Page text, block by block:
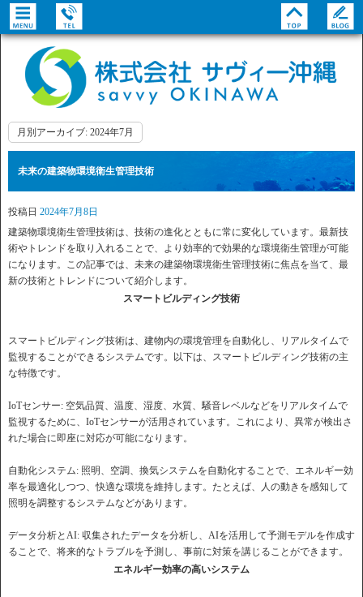
月別アーカイブ: 2024年7月
未来の建築物環境衛生管理技術
投稿日 2024年7月8日
建築物環境衛生管理技術は、技術の進化とともに常に変化しています。最新技
術やトレンドを取り入れることで、より効率的で効果的な環境衛生管理が可能
になります。この記事では、未来の建築物環境衛生管理技術に焦点を当て、最
新の技術とトレンドについて紹介します。
スマートビルディング技術
スマートビルディング技術は、建物内の環境管理を自動化し、リアルタイムで
監視することができるシステムです。以下は、スマートビルディング技術の主
な特徴です。
IoTセンサー: 空気品質、温度、湿度、水質、騒音レベルなどをリアルタイムで
監視するために、IoTセンサーが活用されています。これにより、異常が検出さ
れた場合に即座に対応が可能になります。
自動化システム: 照明、空調、換気システムを自動化することで、エネルギー効
率を最適化しつつ、快適な環境を維持します。たとえば、人の動きを感知して
照明を調整するシステムなどがあります。
データ分析とAI: 収集されたデータを分析し、AIを活用して予測モデルを作成す
ることで、将来的なトラブルを予測し、事前に対策を講じることができます。
エネルギー効率の高いシステム